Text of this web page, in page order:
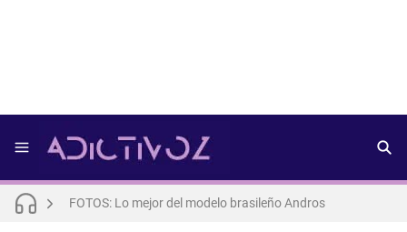
FOTOS: Lo mejor del modelo brasileño Andros